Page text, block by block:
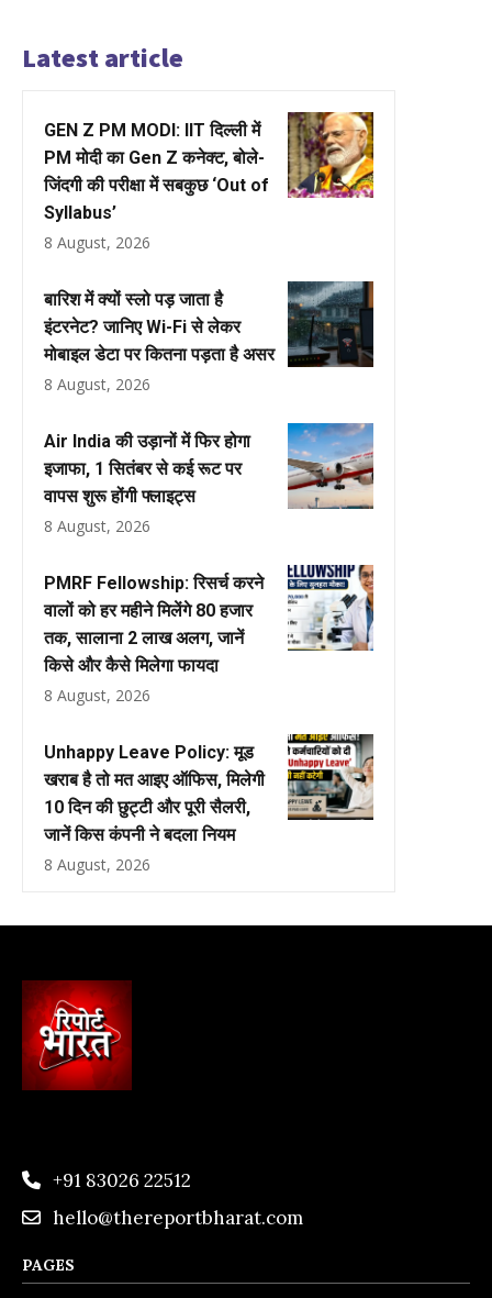
Latest article
GEN Z PM MODI: IIT दिल्ली में
PM मोदी का Gen Z कनेक्ट, बोले-
जिंदगी की परीक्षा में सबकुछ ‘Out of
Syllabus’
8 August, 2026
बारिश में क्यों स्लो पड़ जाता है
इंटरनेट? जानिए Wi-Fi से लेकर
मोबाइल डेटा पर कितना पड़ता है असर
8 August, 2026
Air India की उड़ानों में फिर होगा
इजाफा, 1 सितंबर से कई रूट पर
वापस शुरू होंगी फ्लाइट्स
8 August, 2026
PMRF Fellowship: रिसर्च करने
वालों को हर महीने मिलेंगे ₹80 हजार
तक, सालाना ₹2 लाख अलग, जानें
किसे और कैसे मिलेगा फायदा
8 August, 2026
Unhappy Leave Policy: मूड
खराब है तो मत आइए ऑफिस, मिलेगी
10 दिन की छुट्टी और पूरी सैलरी,
जानें किस कंपनी ने बदला नियम
8 August, 2026
+91 83026 22512
hello@thereportbharat.com
PAGES